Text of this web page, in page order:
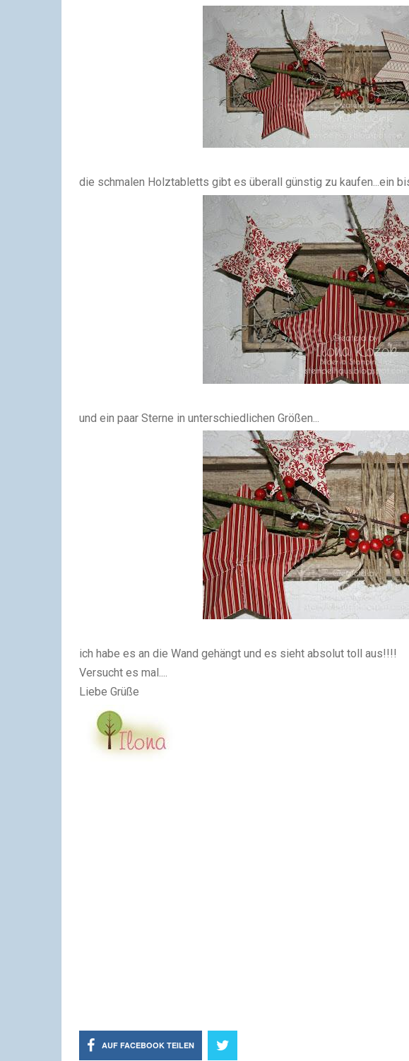
die schmalen Holztabletts gibt es überall günstig zu kaufen...ein
und ein paar Sterne in unterschiedlichen Größen...
ich habe es an die Wand gehängt und es sieht absolut toll aus!!!!
Versucht es mal....
Liebe Grüße
AUF FACEBOOK TEILEN